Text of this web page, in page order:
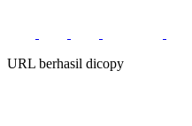
URL berhasil dicopy